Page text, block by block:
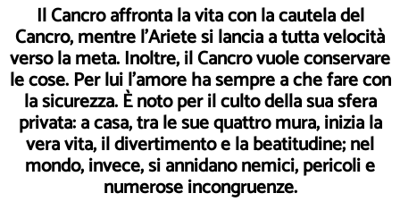
Il Cancro affronta la vita con la cautela del
Cancro, mentre l'Ariete si lancia a tutta velocità
verso la meta. Inoltre, il Cancro vuole conservare
le cose. Per lui l'amore ha sempre a che fare con
la sicurezza. È noto per il culto della sua sfera
privata: a casa, tra le sue quattro mura, inizia la
vera vita, il divertimento e la beatitudine; nel
mondo, invece, si annidano nemici, pericoli e
numerose incongruenze.